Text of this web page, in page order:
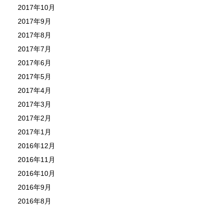
2017年10月
2017年9月
2017年8月
2017年7月
2017年6月
2017年5月
2017年4月
2017年3月
2017年2月
2017年1月
2016年12月
2016年11月
2016年10月
2016年9月
2016年8月